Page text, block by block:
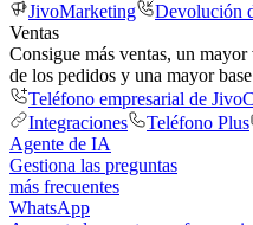
JivoMarketing
Devolución
Ventas
Consigue más ventas, un
de los pedidos y una mayor
Teléfono empresarial de
Integraciones
Teléfono Plus
Agente de IA
Gestiona las preguntas
más frecuentes
WhatsApp